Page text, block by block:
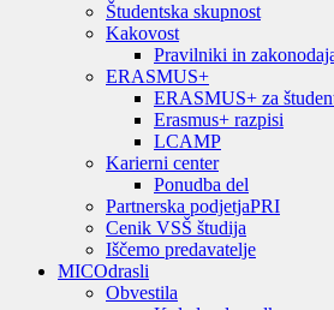
Študentska skupnost
Kakovost
Pravilniki in
ERASMUS+
ERASMUS+ za
Erasmus+ razpisi
LCAMP
Karierni center
Ponudba del
Partnerska podjetjaPRI
Cenik VSŠ študija
Iščemo predavatelje
MICOdrasli
Obvestila